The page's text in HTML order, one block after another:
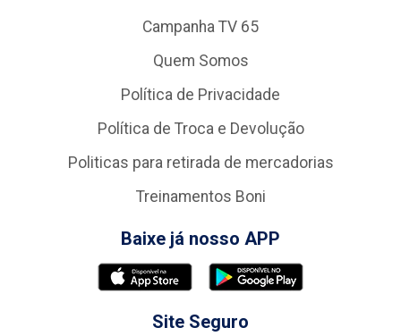
Campanha TV 65
Quem Somos
Política de Privacidade
Política de Troca e Devolução
Politicas para retirada de mercadorias
Treinamentos Boni
Baixe já nosso APP
Site Seguro